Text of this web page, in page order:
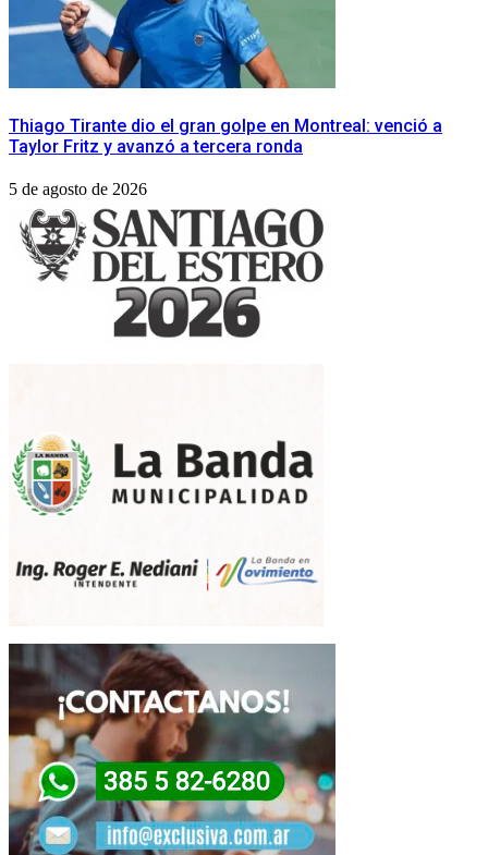
Thiago Tirante dio el gran golpe en Montreal: venció a
Taylor Fritz y avanzó a tercera ronda
5 de agosto de 2026